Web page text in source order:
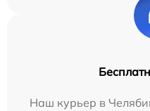
Наш курьер в